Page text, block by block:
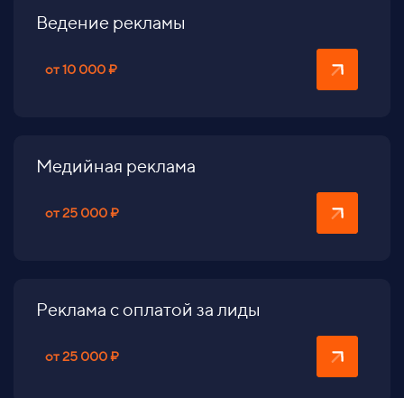
Ведение рекламы
от 10 000 ₽
Медийная реклама
от 25 000 ₽
Реклама с оплатой за лиды
от 25 000 ₽